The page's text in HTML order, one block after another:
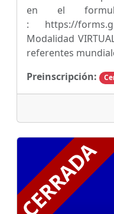
en el
: https://
Modalidad
referentes
Preinscripción: